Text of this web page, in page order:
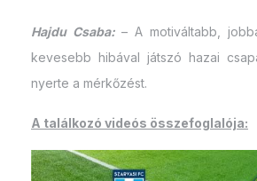
Hajdu Csaba:– A motiváltabb,
kevesebb hibával játszó hazai
nyerte a mérkőzést.
A találkozó videós összefoglalója: